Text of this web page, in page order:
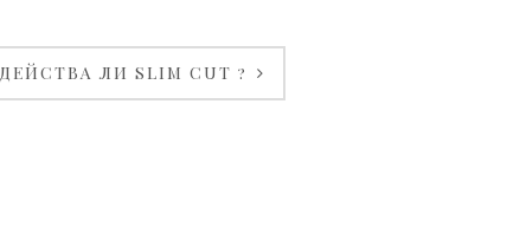
ДЕЙСТВА ЛИ SLIM CUT ?